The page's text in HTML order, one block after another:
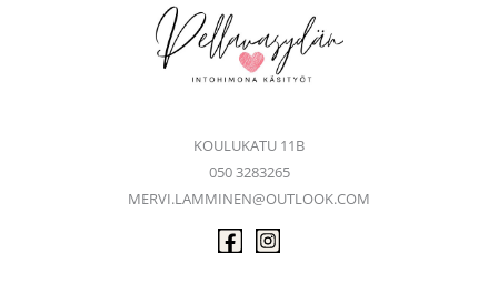
KOULUKATU 11B
050 3283265
MERVI.LAMMINEN@OUTLOOK.COM